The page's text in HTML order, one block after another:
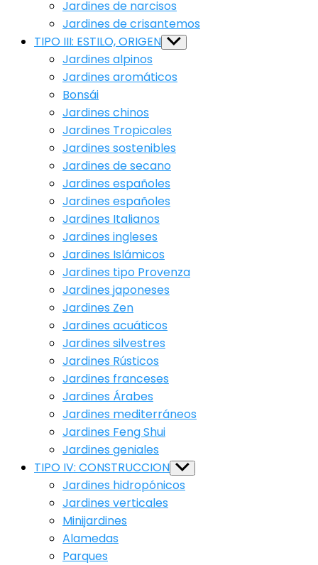
Jardines de narcisos
Jardines de crisantemos
TIPO III: ESTILO, ORIGEN Show
sub
Jardines alpinos
Jardines aromáticos
Bonsái
Jardines chinos
Jardines Tropicales
Jardines sostenibles
Jardines de secano
Jardines españoles
Jardines españoles
Jardines Italianos
Jardines ingleses
Jardines Islámicos
Jardines tipo Provenza
Jardines japoneses
Jardines Zen
Jardines acuáticos
Jardines silvestres
Jardines Rústicos
Jardines franceses
Jardines Árabes
Jardines mediterráneos
Jardines Feng Shui
Jardines geniales
TIPO IV: CONSTRUCCION Show
sub
menu
Jardines hidropónicos
Jardines verticales
Minijardines
Alamedas
Parques